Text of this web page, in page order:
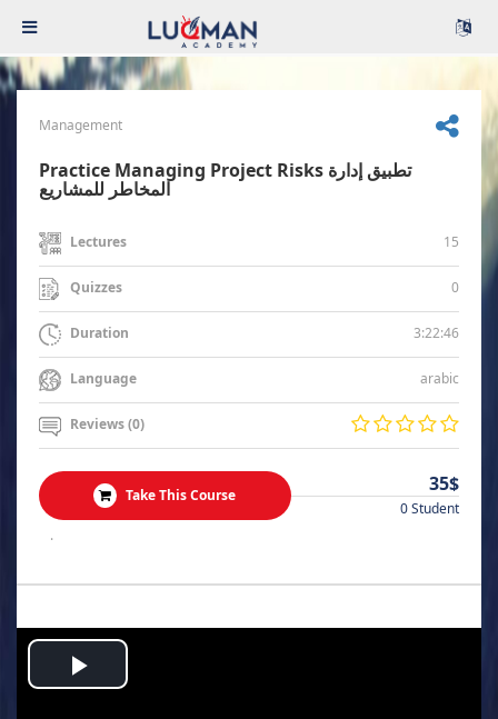
Management
Practice Managing Project Risks تطبيق إدارة
المخاطر للمشاريع
Lectures 15
Quizzes 0
Duration 3:22:46
Language arabic
Reviews (0)
Take This Course 35$
0 Student
.
Play